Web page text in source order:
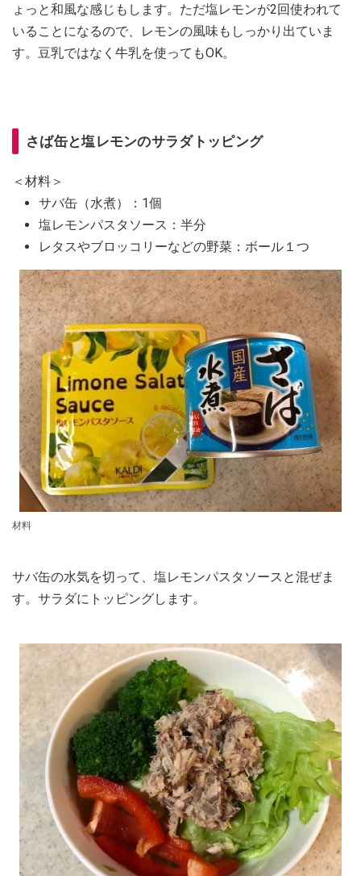
ょっと和風な感じもします。ただ塩レモンが2回使われて
いることになるので、レモンの風味もしっかり出ていま
す。豆乳ではなく牛乳を使ってもOK。
さば缶と塩レモンのサラダトッピング
＜材料＞
サバ缶（水煮）：1個
塩レモンパスタソース：半分
レタスやブロッコリーなどの野菜：ボール１つ
材料
サバ缶の水気を切って、塩レモンパスタソースと混ぜま
す。サラダにトッピングします。